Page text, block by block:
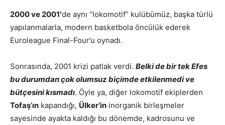
2000 ve 2001′de aynı “lokomotif” kulübümüz, başka türlü
yapılanmalarla, modern basketbola öncülük ederek
Euroleague Final-Four’u oynadı.
Sonrasında, 2001 krizi patlak verdi. Belki de bir tek Efes
bu durumdan çok olumsuz biçimde etkilenmedi ve
bütçesini kısmadı. Öyle ya, diğer lokomotif ekiplerden
Tofaş’ın kapandığı, Ülker’in inorganik birleşmeler
sayesinde ayakta kaldığı bu dönemde, kadrosunu ve